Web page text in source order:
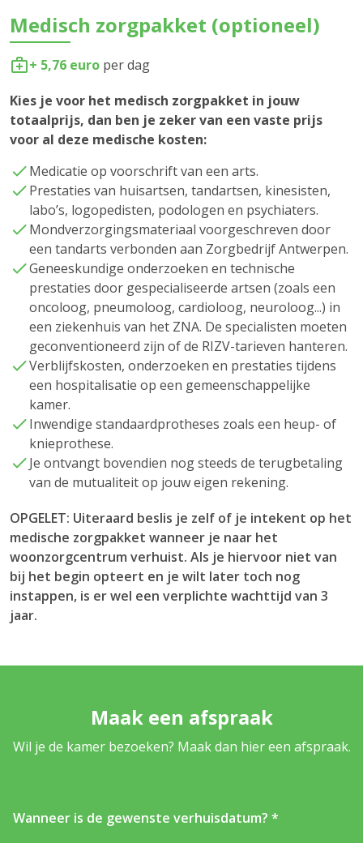
Medisch zorgpakket (optioneel)
+ 5,76 euro per dag
Kies je voor het medisch zorgpakket in jouw
totaalprijs, dan ben je zeker van een vaste prijs
voor al deze medische kosten:
Medicatie op voorschrift van een arts.
Prestaties van huisartsen, tandartsen, kinesisten,
labo’s, logopedisten, podologen en psychiaters.
Mondverzorgingsmateriaal voorgeschreven door
een tandarts verbonden aan Zorgbedrijf Antwerpen.
Geneeskundige onderzoeken en technische
prestaties door gespecialiseerde artsen (zoals een
oncoloog, pneumoloog, cardioloog, neuroloog...) in
een ziekenhuis van het ZNA. De specialisten moeten
geconventioneerd zijn of de RIZV-tarieven hanteren.
Verblijfskosten, onderzoeken en prestaties tijdens
een hospitalisatie op een gemeenschappelijke
kamer.
Inwendige standaardprotheses zoals een heup- of
knieprothese.
Je ontvangt bovendien nog steeds de terugbetaling
van de mutualiteit op jouw eigen rekening.
OPGELET: Uiteraard beslis je zelf of je intekent op het
medische zorgpakket wanneer je naar het
woonzorgcentrum verhuist. Als je hiervoor niet van
bij het begin opteert en je wilt later toch nog
instappen, is er wel een verplichte wachttijd van 3
jaar.
Maak een afspraak
Wil je de kamer bezoeken? Maak dan hier een afspraak.
Wanneer is de gewenste verhuisdatum?